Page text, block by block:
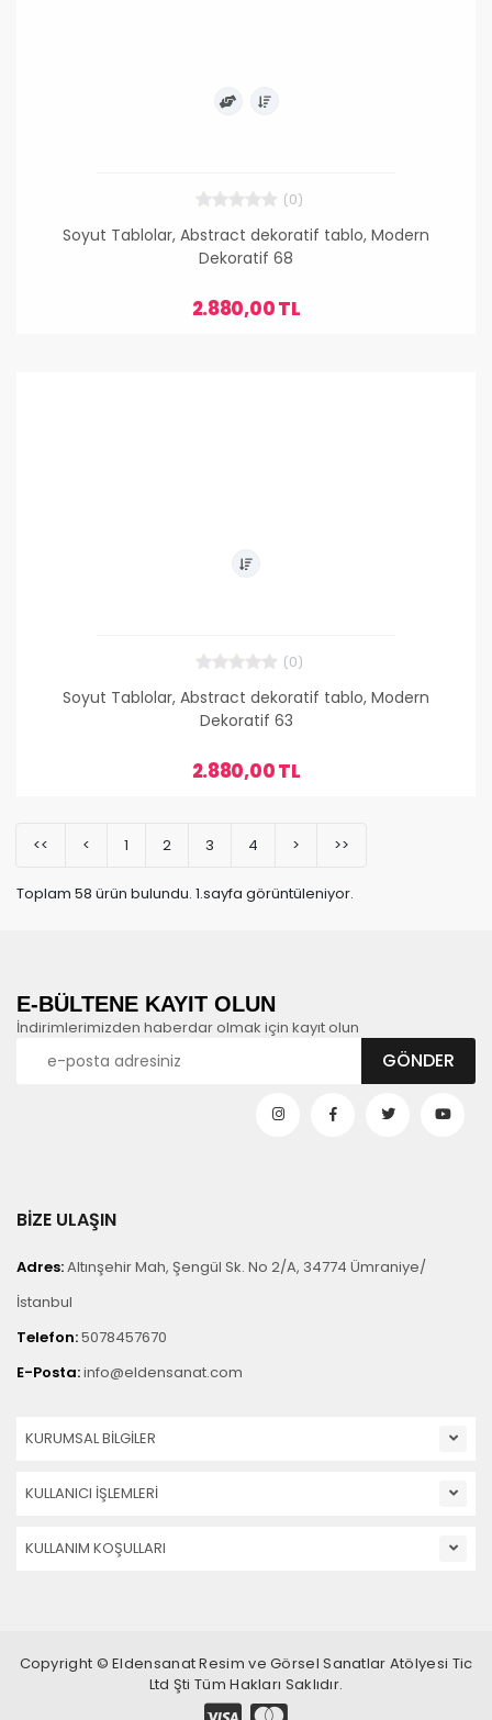
(0)
Soyut Tablolar, Abstract dekoratif tablo, Modern
Dekoratif 68
2.880,00 TL
(0)
Soyut Tablolar, Abstract dekoratif tablo, Modern
Dekoratif 63
2.880,00 TL
<< < 1 2 3 4 > >>
Toplam 58 ürün bulundu. 1.sayfa görüntüleniyor.
E-BÜLTENE KAYIT OLUN
İndirimlerimizden haberdar olmak için kayıt olun
BİZE ULAŞIN
Adres:Altınşehir Mah, Şengül Sk. No 2/A, 34774 Ümraniye/
İstanbul
Telefon:5078457670
E-Posta:info@eldensanat.com
KURUMSAL BİLGİLER
KULLANICI İŞLEMLERİ
KULLANIM KOŞULLARI
Copyright © Eldensanat Resim ve Görsel Sanatlar Atölyesi Tic
Ltd Şti Tüm Hakları Saklıdır.